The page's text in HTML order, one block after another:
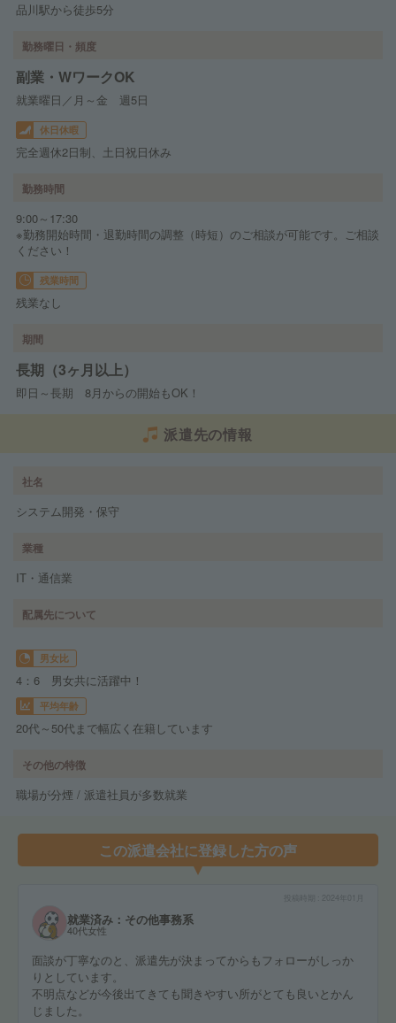
品川駅から徒歩5分
勤務曜日・頻度
副業・WワークOK
就業曜日／月～金 週5日
休日休暇
完全週休2日制、土日祝日休み
勤務時間
9:00～17:30
※勤務開始時間・退勤時間の調整（時短）のご相談が可能です。ご相談
ください！
残業時間
残業なし
期間
長期（3ヶ月以上）
即日～長期 8月からの開始もOK！
派遣先の情報
社名
システム開発・保守
業種
IT・通信業
配属先について
男女比
4：6 男女共に活躍中！
平均年齢
20代～50代まで幅広く在籍しています
その他の特徴
職場が分煙 / 派遣社員が多数就業
この派遣会社に登録した方の声
2024年01月
就業済み：その他事務系
40代女性
面談が丁寧なのと、派遣先が決まってからもフォローがしっか
りとしています。
不明点などが今後出てきても聞きやすい所がとても良いとかん
じました。